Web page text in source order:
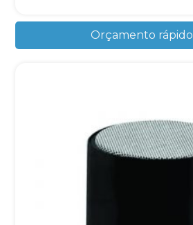
Orçamento rápido